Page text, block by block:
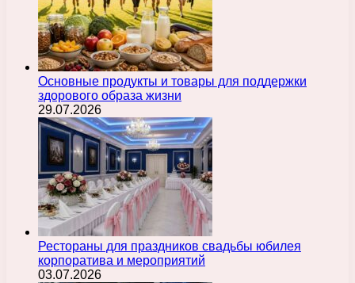
Основные продукты и товары для поддержки
здорового образа жизни
29.07.2026
Рестораны для праздников свадьбы юбилея
корпоратива и мероприятий
03.07.2026